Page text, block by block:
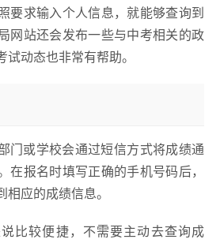
要求输入个人信息，就能够查询到
网站还会发布一些与中考相关的政
动态也非常有帮助。
门或学校会通过短信方式将成绩通
在报名时填写正确的手机号码后，
应的成绩信息。
比较便捷，不需要主动去查询成